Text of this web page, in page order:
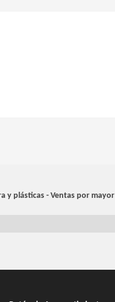
y plásticas - Ventas por mayor